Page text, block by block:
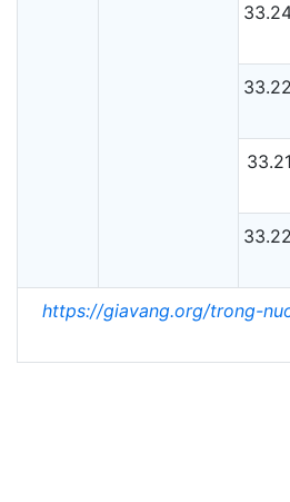
https://giavang.org/trong-